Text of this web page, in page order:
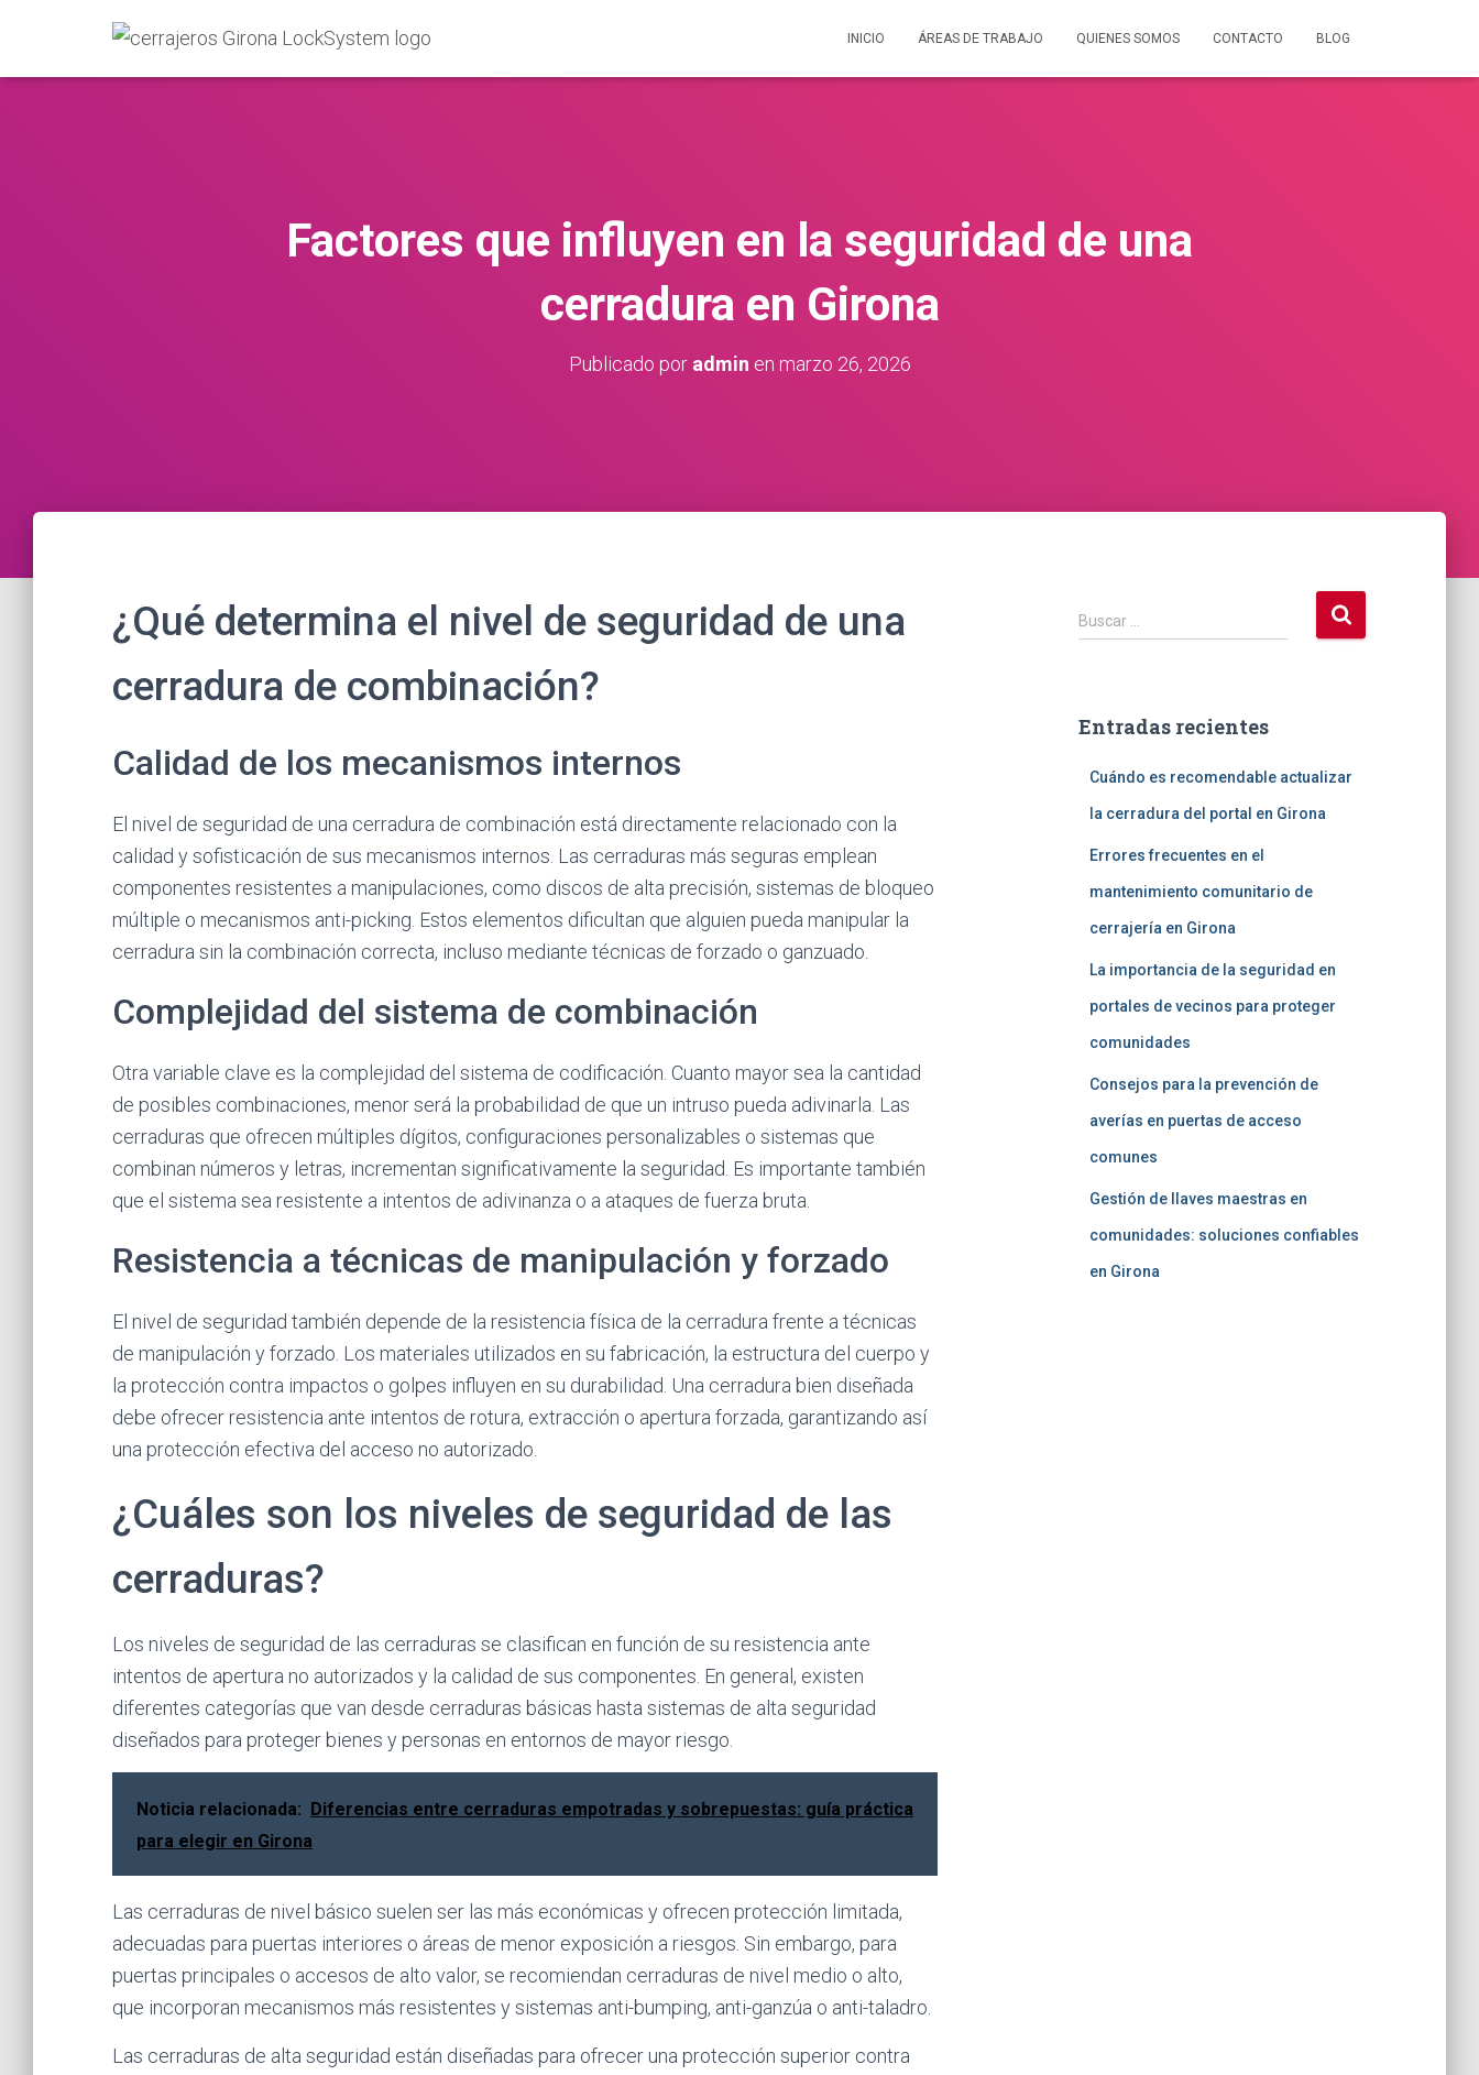
INICIO ÁREAS DE TRABAJO QUIENES SOMOS CONTACTO BLOG
Factores que influyen en la seguridad de una
cerradura en Girona
Publicado por admin en marzo 26, 2026
¿Qué determina el nivel de seguridad de una
cerradura de combinación?
Calidad de los mecanismos internos
El nivel de seguridad de una cerradura de combinación está directamente relacionado con la
calidad y sofisticación de sus mecanismos internos. Las cerraduras más seguras emplean
componentes resistentes a manipulaciones, como discos de alta precisión, sistemas de bloqueo
múltiple o mecanismos anti-picking. Estos elementos dificultan que alguien pueda manipular la
cerradura sin la combinación correcta, incluso mediante técnicas de forzado o ganzuado.
Complejidad del sistema de combinación
Otra variable clave es la complejidad del sistema de codificación. Cuanto mayor sea la cantidad
de posibles combinaciones, menor será la probabilidad de que un intruso pueda adivinarla. Las
cerraduras que ofrecen múltiples dígitos, configuraciones personalizables o sistemas que
combinan números y letras, incrementan significativamente la seguridad. Es importante también
que el sistema sea resistente a intentos de adivinanza o a ataques de fuerza bruta.
Resistencia a técnicas de manipulación y forzado
El nivel de seguridad también depende de la resistencia física de la cerradura frente a técnicas
de manipulación y forzado. Los materiales utilizados en su fabricación, la estructura del cuerpo y
la protección contra impactos o golpes influyen en su durabilidad. Una cerradura bien diseñada
debe ofrecer resistencia ante intentos de rotura, extracción o apertura forzada, garantizando así
una protección efectiva del acceso no autorizado.
¿Cuáles son los niveles de seguridad de las
cerraduras?
Los niveles de seguridad de las cerraduras se clasifican en función de su resistencia ante
intentos de apertura no autorizados y la calidad de sus componentes. En general, existen
diferentes categorías que van desde cerraduras básicas hasta sistemas de alta seguridad
diseñados para proteger bienes y personas en entornos de mayor riesgo.
Noticia relacionada: Diferencias entre cerraduras empotradas y sobrepuestas: guía práctica
para elegir en Girona
Las cerraduras de nivel básico suelen ser las más económicas y ofrecen protección limitada,
adecuadas para puertas interiores o áreas de menor exposición a riesgos. Sin embargo, para
puertas principales o accesos de alto valor, se recomiendan cerraduras de nivel medio o alto,
que incorporan mecanismos más resistentes y sistemas anti-bumping, anti-ganzúa o anti-taladro.
Las cerraduras de alta seguridad están diseñadas para ofrecer una protección superior contra
B
u
r
Buscar …
Entradas recientes
Cuándo es recomendable actualizar
la cerradura del portal en Girona
Errores frecuentes en el
mantenimiento comunitario de
cerrajería en Girona
La importancia de la seguridad en
portales de vecinos para proteger
comunidades
Consejos para la prevención de
averías en puertas de acceso
comunes
Gestión de llaves maestras en
comunidades: soluciones confiables
en Girona